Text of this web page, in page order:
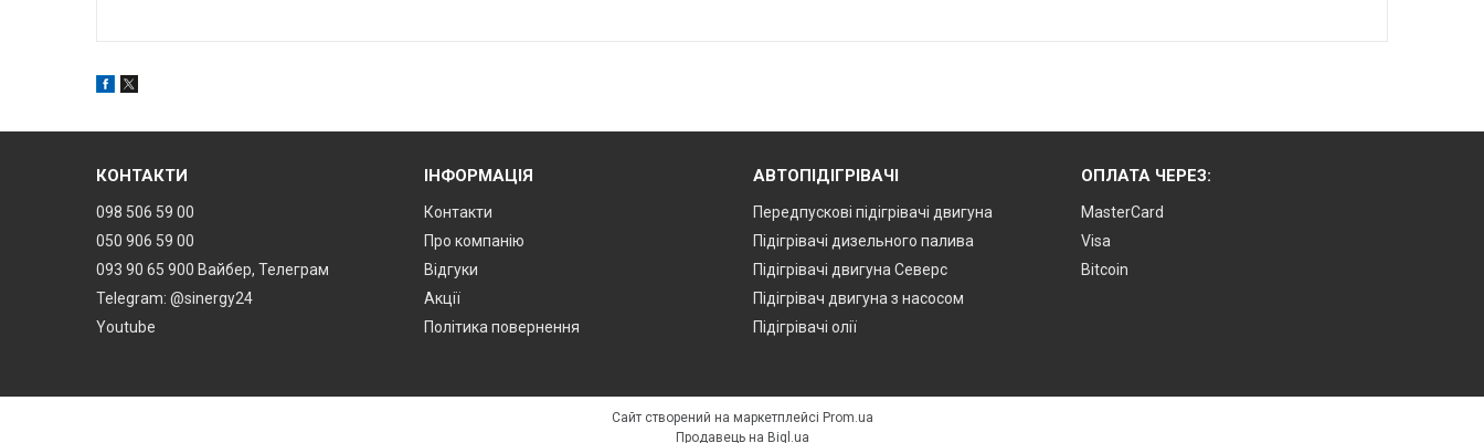
КОНТАКТИ
098 506 59 00
050 906 59 00
093 90 65 900 Вайбер, Телеграм
Telegram: @sinergy24
Youtube
ІНФОРМАЦІЯ
Контакти
Про компанію
Відгуки
Акції
Політика повернення
АВТОПІДІГРІВАЧІ
Передпускові підігрівачі двигуна
Підігрівачі дизельного палива
Підігрівачі двигуна Северс
Підігрівач двигуна з насосом
Підігрівачі олії
ОПЛАТА ЧЕРЕЗ:
MasterCard
Visa
Bitcoin
Сайт створений на маркетплейсі Prom.ua
Продавець на Bigl.ua